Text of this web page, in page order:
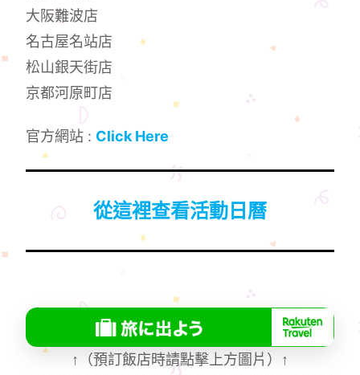
大阪難波店
名古屋名站店
松山銀天街店
京都河原町店
官方網站 : Click Here
從這裡查看活動日曆
↑ （預訂飯店時請點擊上方圖片） ↑